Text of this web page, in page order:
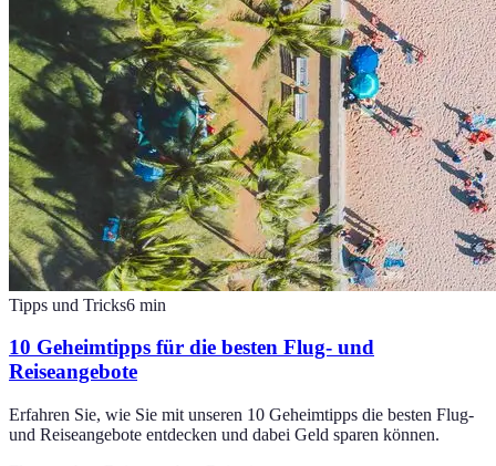
Tipps und Tricks6 min
10 Geheimtipps für die besten Flug- und
Reiseangebote
Erfahren Sie, wie Sie mit unseren 10 Geheimtipps die besten Flug-
und Reiseangebote entdecken und dabei Geld sparen können.